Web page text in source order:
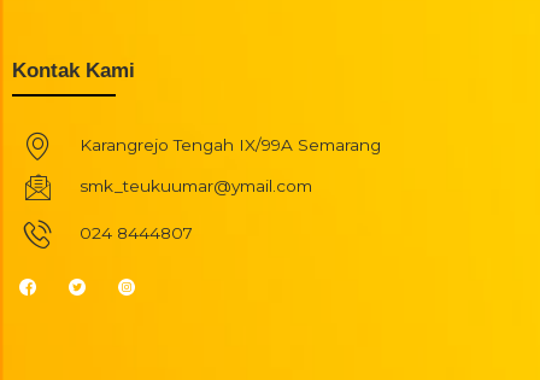
Kontak Kami
Karangrejo Tengah IX/99A Semarang
smk_teukuumar@ymail.com
024 8444807